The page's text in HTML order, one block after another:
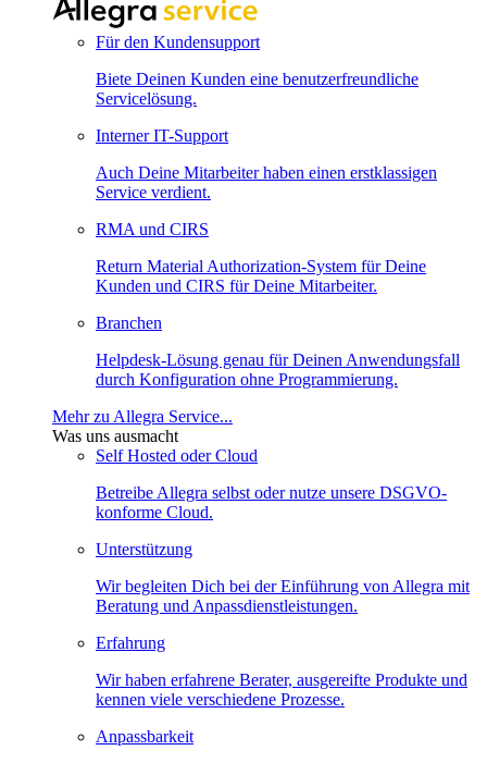
Für den Kundensupport
Biete Deinen Kunden eine benutzerfreundliche
Servicelösung.
Interner IT-Support
Auch Deine Mitarbeiter haben einen erstklassigen
Service verdient.
RMA und CIRS
Return Material Authorization-System für Deine
Kunden und CIRS für Deine Mitarbeiter.
Branchen
Helpdesk-Lösung genau für Deinen Anwendungsfall
durch Konfiguration ohne Programmierung.
Mehr zu Allegra Service...
Was uns ausmacht
Self Hosted oder Cloud
Betreibe Allegra selbst oder nutze unsere DSGVO-
konforme Cloud.
Unterstützung
Wir begleiten Dich bei der Einführung von Allegra mit
Beratung und Anpassdienstleistungen.
Erfahrung
Wir haben erfahrene Berater, ausgereifte Produkte und
kennen viele verschiedene Prozesse.
Anpassbarkeit